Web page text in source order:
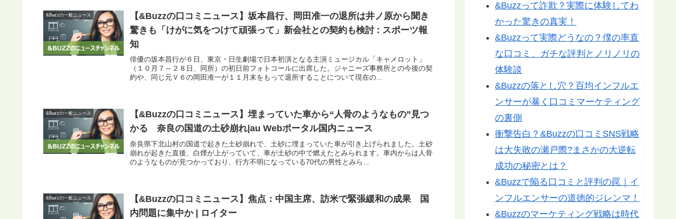
&Buzzの一般ニュース
【&Buzzの口コミニュース】坂本昌行、岡田准一の退所は井ノ原から聞き
驚きも「けがに気をつけて頑張って」新会社との契約も検討 : スポーツ報
知
俳優の坂本昌行が６日、東京・日生劇場で日本初演となる主演ミュージカル「キャメロット」
（１０月７～２８日、同所）の初日前フォトコールに出席した。ジャニーズ事務所との今後の契
約や、同じ元Ｖ６の岡田准一が１１月末をもって退所することについて現在の...
&Buzzの一般ニュース
【&Buzzの口コミニュース】埋まっていた車から“人骨のようなもの”見つ
かる 奈良の国道の土砂崩れ|au Webポータル国内ニュース
奈良県下北山村の国道で起きた土砂崩れで、土砂に埋まっていた車が引き上げられました。土砂
崩れが起きた直後、白煙が上がっていて、車が土砂の中で燃えたとみられます。車内からは人骨
のようなものが見つかっており、行方不明になっている70代の男性とみら...
&Buzzの一般ニュース
【&Buzzの口コミニュース】焦点：中国主席、訪米で緊張緩和の成果 国
内問題に集中か | ロイター
&Buzzって詐欺？実際に体験してわ
かった驚きの真実！
&Buzzって実際どうなの？僕の率直
な口コミ、ガチな評判とノリノリの
体験談
&Buzzの落とし穴？百均インフルエ
ンサーが暴く口コミマーケティング
の裏側
衝撃告白？&Buzzの口コミSNS戦略
は大失敗の瀬戸際?まさかの大逆転
成功の秘密とは？
&Buzzで陥る口コミと評判の罠｜イ
ンフルエンサーの道徳的ジレンマ！
&Buzzのマーケティング戦略は時代